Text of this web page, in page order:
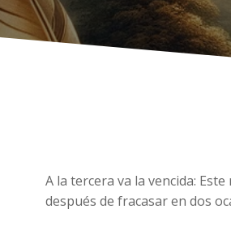
A la tercera va la vencida:
después de fracasar en dos